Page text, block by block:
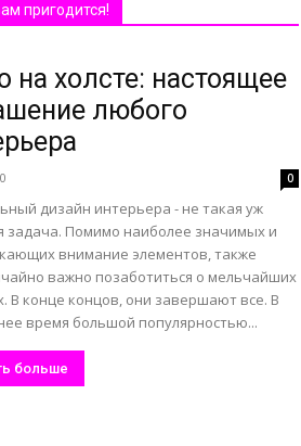
пригодится!
на холсте: настоящее
любого
0
дизайн интерьера - не такая уж
задача. Помимо наиболее значимых и
внимание элементов, также
важно позаботиться о мельчайших
В конце концов, они завершают все. В
время большой популярностью...
больше